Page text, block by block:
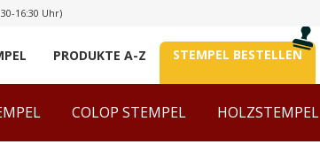
16:30 Uhr)
PRODUKTE A-Z STEMPEL BESTELLEN
COLOP STEMPEL HOLZSTEMPEL